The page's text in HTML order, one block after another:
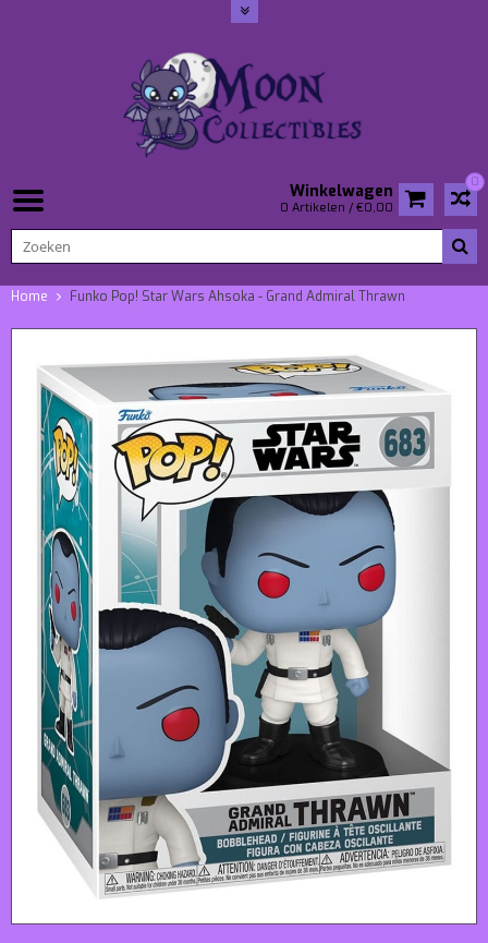
0
Winkelwagen
0 Artikelen / €0,00
Home Funko Pop! Star Wars Ahsoka - Grand Admiral Thrawn